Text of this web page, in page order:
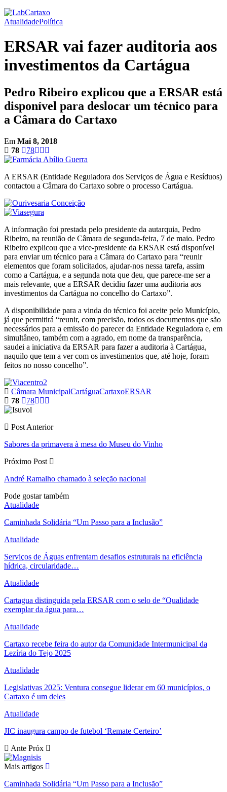
AtualidadePolítica
ERSAR vai fazer auditoria aos
investimentos da Cartágua
Pedro Ribeiro explicou que a ERSAR está
disponível para deslocar um técnico para
a Câmara do Cartaxo
Em Mai 8, 2018
78
78
A ERSAR (Entidade Reguladora dos Serviços de Água e Resíduos)
contactou a Câmara do Cartaxo sobre o processo Cartágua.
A informação foi prestada pelo presidente da autarquia, Pedro
Ribeiro, na reunião de Câmara de segunda-feira, 7 de maio. Pedro
Ribeiro explicou que a vice-presidente da ERSAR está disponível
para enviar um técnico para a Câmara do Cartaxo para “reunir
elementos que foram solicitados, ajudar-nos nessa tarefa, assim
como a Cartágua, e a segunda nota que deu, que parece-me ser a
mais relevante, que a ERSAR decidiu fazer uma auditoria aos
investimentos da Cartágua no concelho do Cartaxo”.
A disponibilidade para a vinda do técnico foi aceite pelo Município,
já que permitirá “reunir, com precisão, todos os documentos que são
necessários para a emissão do parecer da Entidade Reguladora e, em
simultâneo, também com a agrado, em nome da transparência,
saudei a iniciativa da ERSAR para fazer a auditoria à Cartágua,
naquilo que tem a ver com os investimentos que, até hoje, foram
feitos no nosso concelho”.
Câmara MunicipalCartáguaCartaxoERSAR
78
78
Post Anterior
Sabores da primavera à mesa do Museu do Vinho
Próximo Post
André Ramalho chamado à seleção nacional
Pode gostar também
Atualidade
Caminhada Solidária “Um Passo para a Inclusão”
Atualidade
Serviços de Águas enfrentam desafios estruturais na eficiência
hídrica, circularidade…
Atualidade
Cartagua distinguida pela ERSAR com o selo de “Qualidade
exemplar da água para…
Atualidade
Cartaxo recebe feira do autor da Comunidade Intermunicipal da
Lezíria do Tejo 2025
Atualidade
Legislativas 2025: Ventura consegue liderar em 60 municípios, o
Cartaxo é um deles
Atualidade
JIC inaugura campo de futebol ‘Remate Certeiro’
Ante Próx
Mais artigos
Caminhada Solidária “Um Passo para a Inclusão”